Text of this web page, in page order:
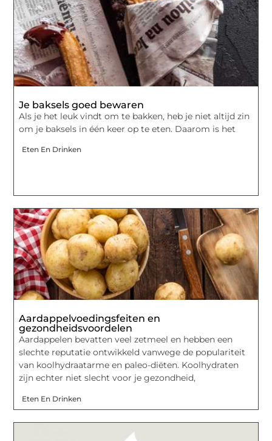
Je baksels goed bewaren
Als je het leuk vindt om te bakken, heb je niet altijd zin
om je baksels in één keer op te eten. Daarom is het
Eten En Drinken
Aardappelvoedingsfeiten en
gezondheidsvoordelen
Aardappelen bevatten veel zetmeel en hebben een
slechte reputatie ontwikkeld vanwege de populariteit
van koolhydraatarme en paleo-diëten. Koolhydraten
zijn echter niet slecht voor je gezondheid,
Eten En Drinken